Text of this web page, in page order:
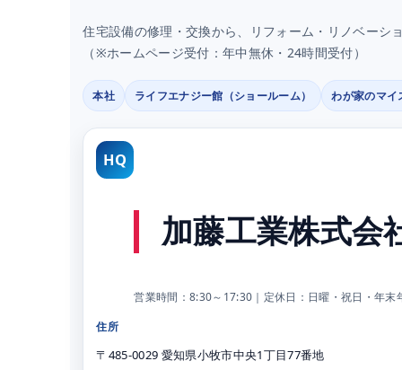
住宅設備の修理・交換から、リフォーム・リノベーシ
（※ホームページ受付：年中無休・24時間受付）
本社 ライフエナジー館（ショールーム） わが家のマ
HQ
加藤工業株式会
営業時間：8:30～17:30｜定休日：日曜・祝日・年末
住所
〒485-0029 愛知県小牧市中央1丁目77番地